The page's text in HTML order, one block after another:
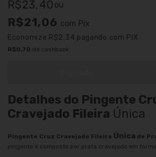
R$23,40 ou
R$21,06 com Pix
Economize R$2,34 pagando com PIX
R$0,70 de cashback
Detalhes do Pingente
Cravejado Fileira Única
Pingente Cruz Cravejado Fileira Única de
pingente é composto por prata cravejado em